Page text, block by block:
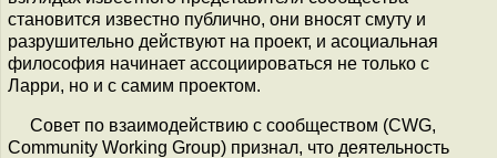
становится известно публично, они вносят смуту и
разрушительно действуют на проект, и асоциальная
философия начинает ассоциироваться не только с
Ларри, но и с самим проектом.
Совет по взаимодействию с сообществом (CWG,
Community Working Group) признал, что деятельность